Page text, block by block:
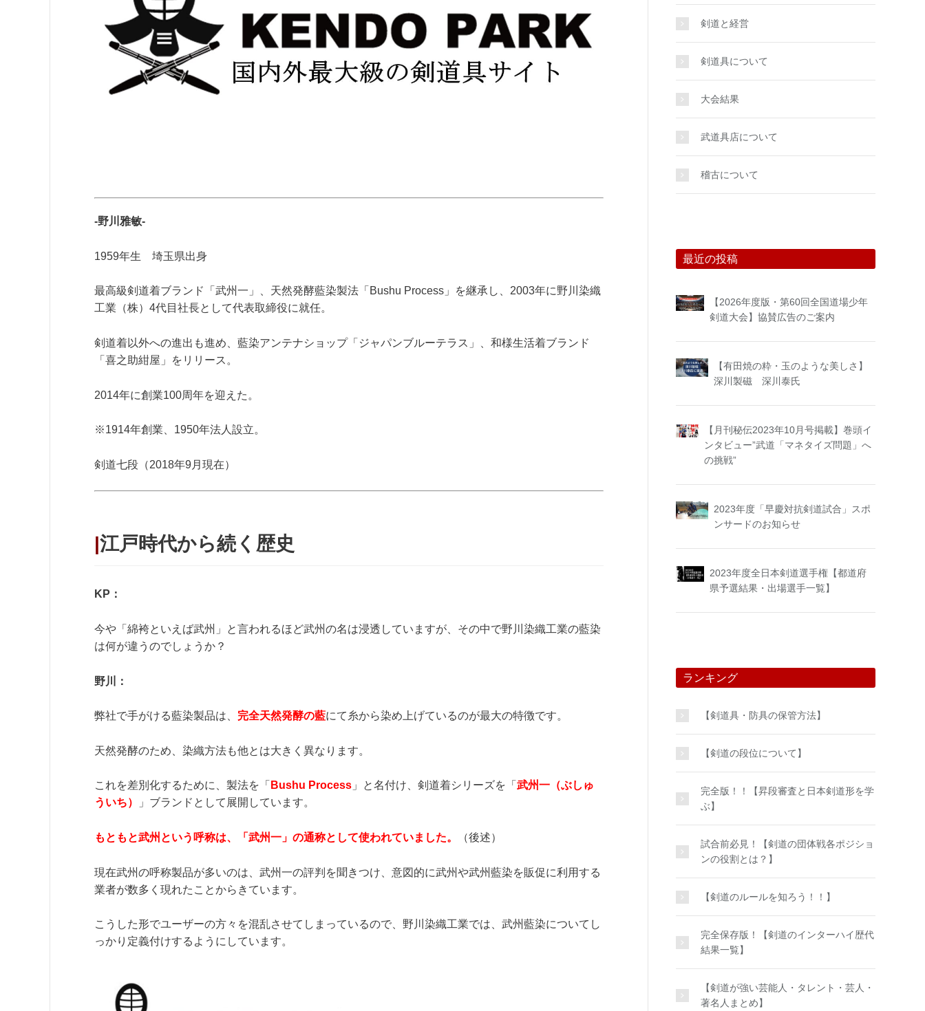
-野川雅敏-
1959年生 埼玉県出身
最高級剣道着ブランド「武州一」、天然発酵藍染製法「Bushu Process」を継承し、2003年に野川染織
工業（株）4代目社長として代表取締役に就任。
剣道着以外への進出も進め、藍染アンテナショップ「ジャパンブルーテラス」、和様生活着ブランド
「喜之助紺屋」をリリース。
2014年に創業100周年を迎えた。
※1914年創業、1950年法人設立。
剣道七段（2018年9月現在）
江戸時代から続く歴史
KP：
今や「綿袴といえば武州」と言われるほど武州の名は浸透していますが、その中で野川染織工業の藍染
は何が違うのでしょうか？
野川：
弊社で手がける藍染製品は、 完全天然発酵の藍にて糸から染め上げているのが最大の特徴です。
天然発酵のため、染織方法も他とは大きく異なります。
これを差別化するために、製法を「 Bushu Process 」と名付け、剣道着シリーズを「 武州一（ぶしゅ
ういち）
」ブランドとして展開しています。
もともと武州という呼称は、「武州一」の通称として使われていました。 （後述）
現在武州の呼称製品が多いのは、武州一の評判を聞きつけ、意図的に武州や武州藍染を販促に利用する
業者が数多く現れたことからきています。
こうした形でユーザーの方々を混乱させてしまっているので、野川染織工業では、武州藍染についてし
っかり定義付けするようにしています。
剣道と経営
剣道具について
大会結果
武道具店について
稽古について
最近の投稿
【2026年度版・第60回全国道場少年
剣道大会】協賛広告のご案内
【有田焼の粋・玉のような美しさ】
深川製磁 深川泰氏
【月刊秘伝2023年10月号掲載】巻頭イ
ンタビュー”武道「マネタイズ問題」へ
の挑戦”
2023年度「早慶対抗剣道試合」スポ
ンサードのお知らせ
2023年度全日本剣道選手権【都道府
県予選結果・出場選手一覧】
ランキング
【剣道具・防具の保管方法】
【剣道の段位について】
完全版！！【昇段審査と日本剣道形を学
ぶ】
試合前必見！【剣道の団体戦各ポジショ
ンの役割とは？】
【剣道のルールを知ろう！！】
完全保存版！【剣道のインターハイ歴代
結果一覧】
【剣道が強い芸能人・タレント・芸人・
著名人まとめ】